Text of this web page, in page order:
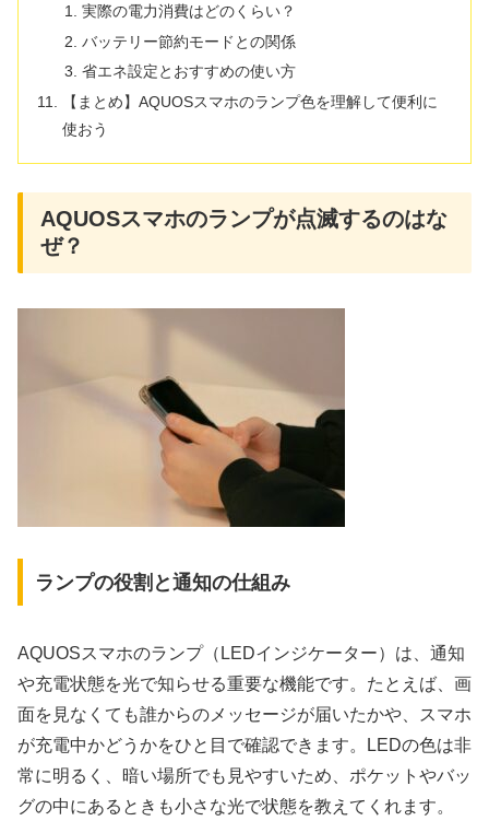
実際の電力消費はどのくらい？
バッテリー節約モードとの関係
省エネ設定とおすすめの使い方
【まとめ】AQUOSスマホのランプ色を理解して便利に
使おう
AQUOSスマホのランプが点滅するのはな
ぜ？
ランプの役割と通知の仕組み
AQUOSスマホのランプ（LEDインジケーター）は、通知
や充電状態を光で知らせる重要な機能です。たとえば、画
面を見なくても誰からのメッセージが届いたかや、スマホ
が充電中かどうかをひと目で確認できます。LEDの色は非
常に明るく、暗い場所でも見やすいため、ポケットやバッ
グの中にあるときも小さな光で状態を教えてくれます。